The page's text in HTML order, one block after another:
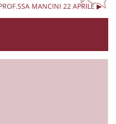
MANCINI 22 APRILE ▶︎